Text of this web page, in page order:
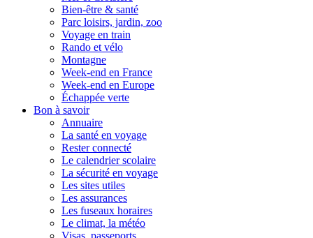
Bien-être & santé
Parc loisirs, jardin, zoo
Voyage en train
Rando et vélo
Montagne
Week-end en France
Week-end en Europe
Échappée verte
Bon à savoir
Annuaire
La santé en voyage
Rester connecté
Le calendrier scolaire
La sécurité en voyage
Les sites utiles
Les assurances
Les fuseaux horaires
Le climat, la météo
Visas, passeports